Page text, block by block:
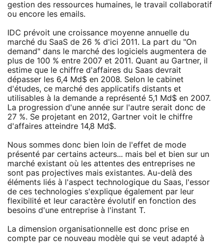
gestion des ressources humaines, le travail collaboratif
ou encore les emails.
IDC prévoit une croissance moyenne annuelle du
marché du SaaS de 26 % d'ici 2011. La part du "On
demand" dans le marché des logiciels augmentera de
plus de 100 % entre 2007 et 2011. Quant au Gartner, il
estime que le chiffre d'affaires du Saas devrait
dépasser les 6,4 Md$ en 2008. Selon le cabinet
d'études, ce marché des applicatifs distants et
utilisables à la demande a représenté 5,1 Md$ en 2007.
La progression d'une année sur l'autre serait donc de
27 %. Se projetant en 2012, Gartner voit le chiffre
d'affaires atteindre 14,8 Md$.
Nous sommes donc bien loin de l'effet de mode
présenté par certains acteurs... mais bel et bien sur un
marché existant où les attentes des entreprises ne
sont pas projectives mais existantes. Au-delà des
éléments liés à l'aspect technologique du Saas, l'essor
de ces technologies s'explique également par leur
flexibilité et leur caractère évolutif en fonction des
besoins d'une entreprise à l'instant T.
La dimension organisationnelle est donc prise en
compte par ce nouveau modèle qui se veut adapté à